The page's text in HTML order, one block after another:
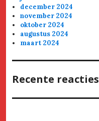
december 2024
november 2024
oktober 2024
augustus 2024
maart 2024
Recente reacties